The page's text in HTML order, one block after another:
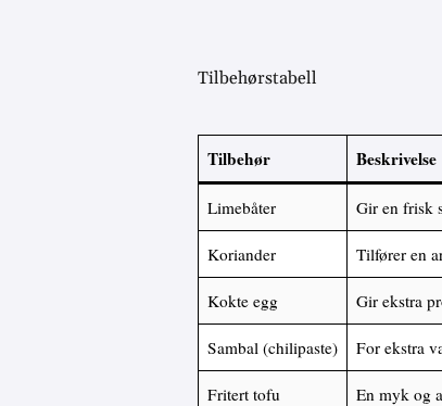
Tilbehørstabell
Tilbehør Beskrivelse
Limebåter Gir en frisk
Koriander Tilfører en
Kokte egg Gir ekstra
Sambal (chilipaste) For ekstra
Fritert tofu En myk og